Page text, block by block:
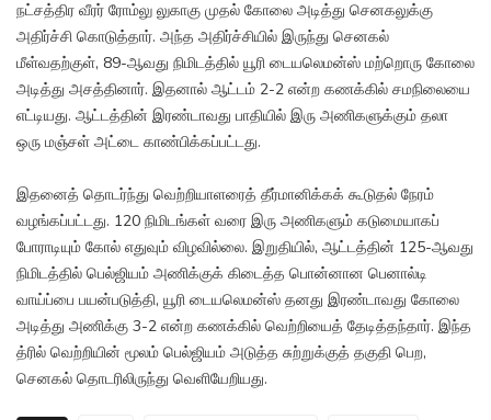
நட்சத்திர வீரர் ரோம்லு லுகாகு முதல் கோலை அடித்து செனகலுக்கு
அதிர்ச்சி கொடுத்தார். அந்த அதிர்ச்சியில் இருந்து செனகல்
மீள்வதற்குள், 89-ஆவது நிமிடத்தில் யூரி டையலெமன்ஸ் மற்றொரு கோலை
அடித்து அசத்தினார். இதனால் ஆட்டம் 2-2 என்ற கணக்கில் சமநிலையை
எட்டியது. ஆட்டத்தின் இரண்டாவது பாதியில் இரு அணிகளுக்கும் தலா
ஒரு மஞ்சள் அட்டை காண்பிக்கப்பட்டது.
இதனைத் தொடர்ந்து வெற்றியாளரைத் தீர்மானிக்கக் கூடுதல் நேரம்
வழங்கப்பட்டது. 120 நிமிடங்கள் வரை இரு அணிகளும் கடுமையாகப்
போராடியும் கோல் எதுவும் விழவில்லை. இறுதியில், ஆட்டத்தின் 125-ஆவது
நிமிடத்தில் பெல்ஜியம் அணிக்குக் கிடைத்த பொன்னான பெனால்டி
வாய்ப்பை பயன்படுத்தி, யூரி டையலெமன்ஸ் தனது இரண்டாவது கோலை
அடித்து அணிக்கு 3-2 என்ற கணக்கில் வெற்றியைத் தேடித்தந்தார். இந்த
த்ரில் வெற்றியின் மூலம் பெல்ஜியம் அடுத்த சுற்றுக்குத் தகுதி பெற,
செனகல் தொடரிலிருந்து வெளியேறியது.